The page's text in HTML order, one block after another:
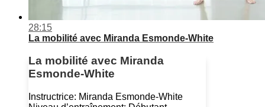
28:15
La mobilité avec Miranda Esmonde-White
La mobilité avec Miranda
Esmonde-White
Instructrice: Miranda Esmonde-White